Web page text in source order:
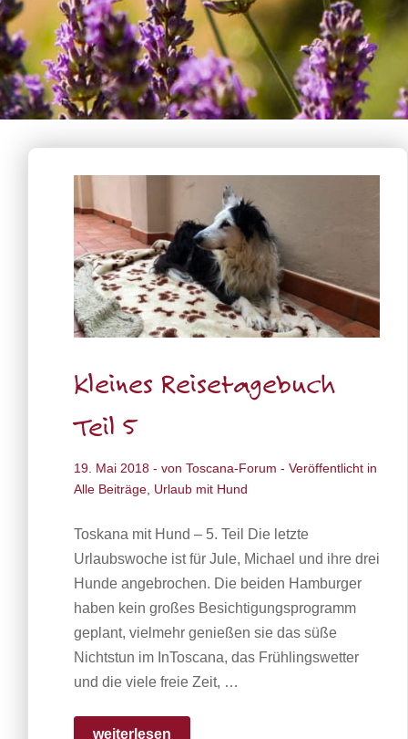
Kleines Reisetagebuch
Teil 5
19. Mai 2018 - von Toscana-Forum - Veröffentlicht in
Alle Beiträge, Urlaub mit Hund
Toskana mit Hund – 5. Teil Die letzte
Urlaubswoche ist für Jule, Michael und ihre drei
Hunde angebrochen. Die beiden Hamburger
haben kein großes Besichtigungsprogramm
geplant, vielmehr genießen sie das süße
Nichtstun im InToscana, das Frühlingswetter
und die viele freie Zeit, …
weiterlesen